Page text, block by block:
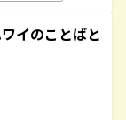
イのことばと